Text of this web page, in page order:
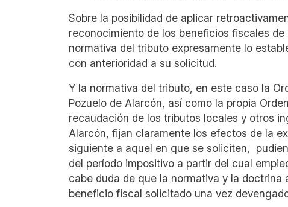
Sobre la posibilidad de aplicar
reconocimiento de los beneficios fiscales
normativa del tributo expresamente lo
con anterioridad a su solicitud.
Y la normativa del tributo, en este caso la
Pozuelo de Alarcón, así como la propia
recaudación de los tributos locales y otros
Alarcón, fijan claramente los efectos de la
siguiente a aquel en que se soliciten,
del período impositivo a partir del cual
cabe duda de que la normativa y la
beneficio fiscal solicitado una vez